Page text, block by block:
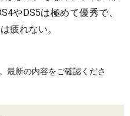
やDS5は極めて優秀で、
疲れない。
最新の内容をご確認くださ